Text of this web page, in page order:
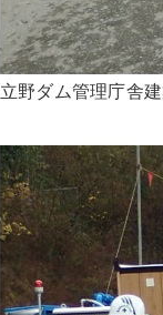
立野ダム管理庁